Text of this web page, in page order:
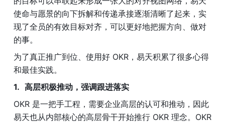
使命与愿景的向下拆解和传递承接逐渐清晰了起来，实
现了全员的有效目标对齐，可以更好地把握方向、做对
的事。
为了真正推广到位、使用好 OKR，易天积累了很多心得
和最佳实践。
高层积极推动，强调跟进落实
OKR 是一把手工程，需要企业高层的认可和推动，因此
易天也从内部核心的高层骨干开始推行 OKR 理念。OKR